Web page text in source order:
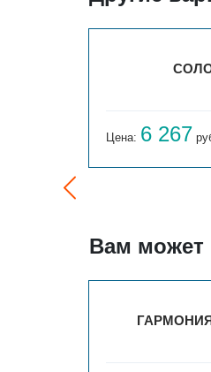
СОЛО
Цена: 6 267
Вам может
ГАРМОНИЯ